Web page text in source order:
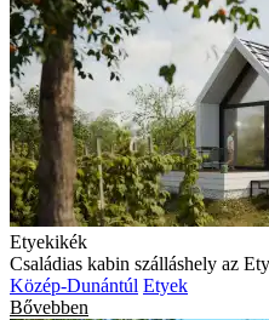
Etyekikék
Családias kabin szálláshely az
Közép-Dunántúl Etyek
Bővebben